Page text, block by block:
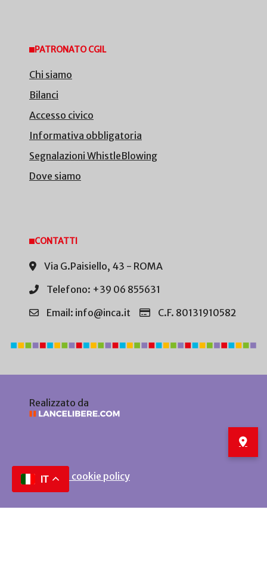
PATRONATO CGIL
Chi siamo
Bilanci
Accesso civico
Informativa obbligatoria
Segnalazioni WhistleBlowing
Dove siamo
CONTATTI
Via G.Paisiello, 43 - ROMA
Telefono: +39 06 855631
Email: info@inca.it
C.F. 80131910582
Realizzato da
Privacy e cookie policy
IT